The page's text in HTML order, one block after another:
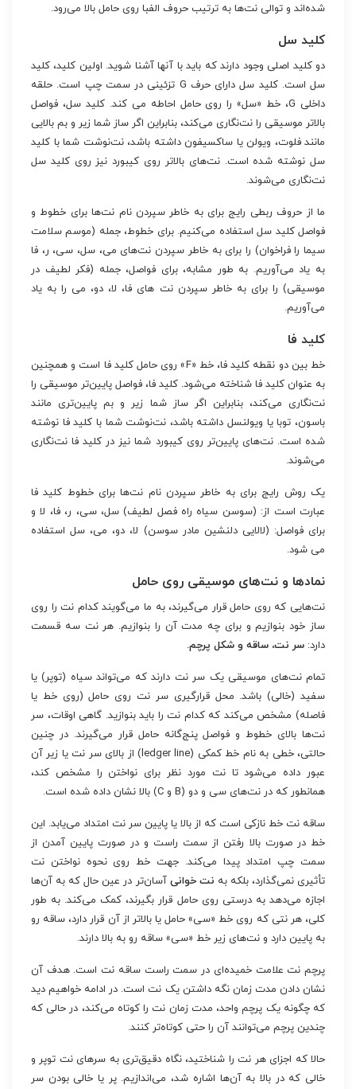
شده‌اند و توالی نت‌ها به ترتیب حروف الفبا روی حامل بالا می‌رود.
کلید سل
دو کلید اصلی وجود دارند که باید با آنها آشنا شوید. اولین کلید، کلید
سل است. کلید سل دارای حرف G تزئینی در سمت چپ است. حلقه
داخلی G، خط «سل» را روی حامل احاطه می کند. کلید سل، فواصل
بالاتر موسیقی را نت‌نگاری می‌کند، بنابراین اگر ساز شما زیر و بم بالایی
مانند فلوت، ویولن یا ساکسیفون داشته باشد، نت‌نوشت شما با کلید
سل نوشته شده است. نت‌های بالاتر روی کیبورد نیز روی کلید سل
نت‌نگاری می‌شوند.
ما از حروف ربطی رایج برای به خاطر سپردن نام نت‌ها برای خطوط و
فواصل کلید سل استفاده می‌کنیم. برای خطوط، جمله (موسم سلامت
سیما را فراخوان) را برای به خاطر سپردن نت‌های می، سل، سی، ر، فا
به یاد می‌آوریم. به طور مشابه، برای فواصل، جمله (فکر لطیف در
موسیقی) را برای به خاطر سپردن نت های فا، لا، دو، می را به یاد
می‌آوریم.
کلید فا
خط بین دو نقطه کلید فا، خط «F» روی حامل کلید فا است و همچنین
به عنوان کلید فا شناخته می‌شود. کلید فا، فواصل پایین‌تر موسیقی را
نت‌نگاری می‌کند، بنابراین اگر ساز شما زیر و بم پایین‌تری مانند
باسون، توبا یا ویولنسل داشته باشد، نت‌نوشت شما با کلید فا نوشته
شده است. نت‌های پایین‌تر روی کیبورد شما نیز در کلید فا نت‌نگاری
می‌شوند.
یک روش رایج برای به خاطر سپردن نام نت‌ها برای خطوط کلید فا
عبارت است از: (سوسن سیاه راه فصل لطیف) سل، سی، ر، فا، لا و
برای فواصل: (لالایی دلنشین مادر سوسن) لا، دو، می، سل استفاده
می شود.
نمادها و نت‌های موسیقی روی حامل
نت‌هایی که روی حامل قرار می‌گیرند، به ما می‌گویند کدام نت را روی
ساز خود بنوازیم و برای چه مدت آن را بنوازیم. هر نت سه قسمت
دارد: سر نت، ساقه و شکل پرچم.
تمام نت‌های موسیقی یک سر نت دارند که می‌تواند سیاه (توپر) یا
سفید (خالی) باشد. محل قرارگیری سر نت روی حامل (روی خط یا
فاصله) مشخص می‌کند که کدام نت را باید بنوازید. گاهی اوقات، سر
نت‌ها بالای خطوط و فواصل پنج‌گانه حامل قرار می‌گیرند. در چنین
حالتی، خطی به نام خط کمکی (ledger line) از بالای سر نت یا زیر آن
عبور داده می‌شود تا نت مورد نظر برای نواختن را مشخص کند،
همانطور که در نت‌های سی و دو (B و C) بالا نشان داده شده است.
ساقه نت خط نازکی است که از بالا یا پایین سر نت امتداد می‌یابد. این
خط در صورت بالا رفتن از سمت راست و در صورت پایین آمدن از
سمت چپ امتداد پیدا می‌کند. جهت خط روی نحوه نواختن نت
تأثیری نمی‌گذارد، بلکه به نت خوانی آسان‌تر در عین حال که به آن‌ها
اجازه می‌دهد به درستی روی حامل قرار بگیرند، کمک می‌کند. به طور
کلی، هر نتی که روی خط «سی» حامل یا بالاتر از آن قرار دارد، ساقه رو
به پایین دارد و نت‌های زیر خط «سی» ساقه رو به بالا دارند.
پرچم نت علامت خمیده‌ای در سمت راست ساقه نت است. هدف آن
نشان دادن مدت زمان نگه داشتن یک نت است. در ادامه خواهیم دید
که چگونه یک پرچم واحد، مدت زمان نت را کوتاه می‌کند، در حالی که
چندین پرچم می‌توانند آن را حتی کوتاه‌تر کنند.
حالا که اجزای هر نت را شناختید، نگاه دقیق‌تری به سرهای نت توپر و
خالی که در بالا به آن‌ها اشاره شد، می‌اندازیم. پر یا خالی بودن سر